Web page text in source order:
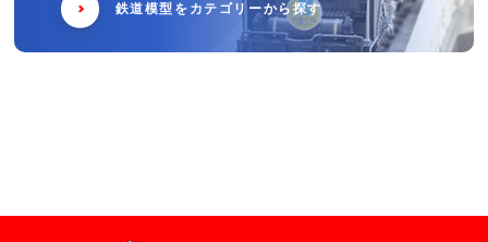
鉄道模型をカテゴリーから探す